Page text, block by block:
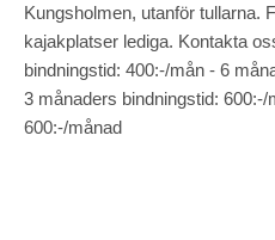
Kungsholmen, utanför tullarna.
kajakplatser lediga. Kontakta
bindningstid: 400:-/mån - 6
3 månaders bindningstid: 600:-/
600:-/månad